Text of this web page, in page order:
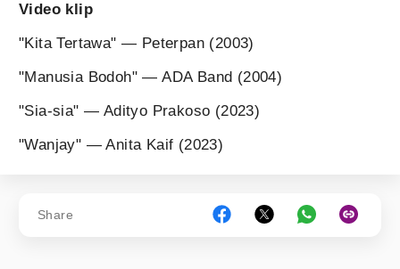
Video klip
"Kita Tertawa" — Peterpan (2003)
"Manusia Bodoh" — ADA Band (2004)
"Sia-sia" — Adityo Prakoso (2023)
"Wanjay" — Anita Kaif (2023)
Share